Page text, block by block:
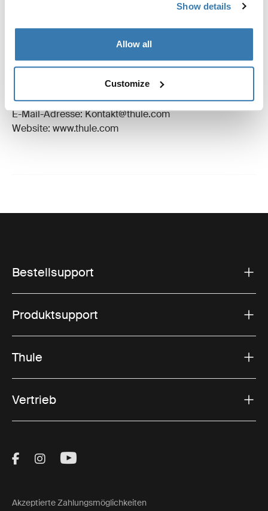
Show details
Allow all
Customize
Herstellungsinformationen
Name des Herstellers: Thule Schweden
Adresse des Herstellers: Borggatan 5,
335 73 Hillerstorp, Sweden
E-Mail-Adresse: Kontakt@thule.com
Website: www.thule.com
Bestellsupport
Produktsupport
Thule
Vertrieb
Visit Thule on Facebook (external link)
Visit Thule on Instagram (external link)
Visit Thule on Youtube (external
Akzeptierte Zahlungsmöglichkeiten